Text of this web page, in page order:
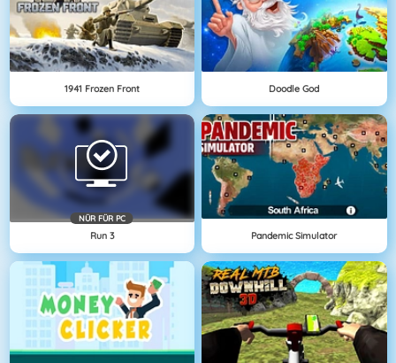
1941 Frozen Front Doodle God
NÜR FÜR PC
Run 3 Pandemic Simulator